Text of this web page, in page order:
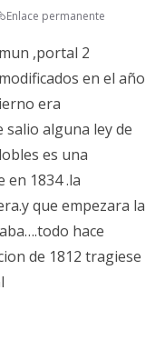
Enlace permanente
,portal 2
en el año
era
salio alguna ley de
es una
en 1834 .la
que empezara la
hace
de 1812 tragiese